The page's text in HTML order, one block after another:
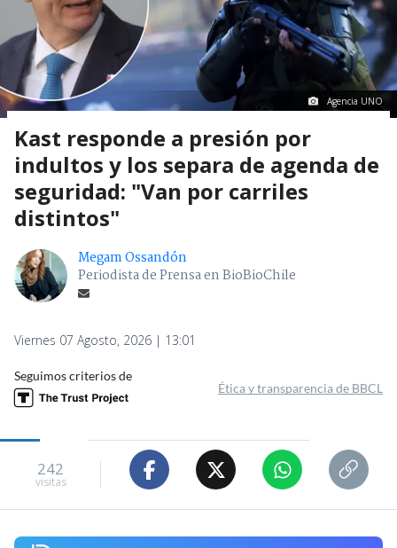
Agencia UNO
Kast responde a presión por
indultos y los separa de agenda de
seguridad: "Van por carriles
distintos"
Megam Ossandón
Periodista de Prensa en BioBioChile
Viernes 07 Agosto, 2026 | 13:01
Seguimos criterios de
Ética y transparencia de BBCL
242
visitas